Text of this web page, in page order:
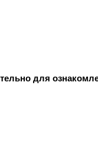
для